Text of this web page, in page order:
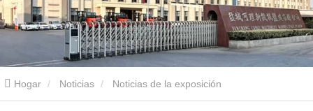
Hogar Noticias Noticias de la exposición